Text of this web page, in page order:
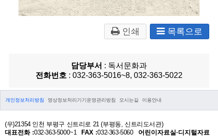
인쇄 목록으로
담당부서 : 독서문화과
전화번호 : 032-363-5016~8, 032-363-5022
개인정보처리방침 영상정보처리기기운영관리방침 오시는길 이용안내
(우)21354 인천 부평구 신트리로 21 (부평동, 신트리도서관)
대표전화 :032-363-5000~1 FAX :032-363-5060 어린이자료실·디지털자료